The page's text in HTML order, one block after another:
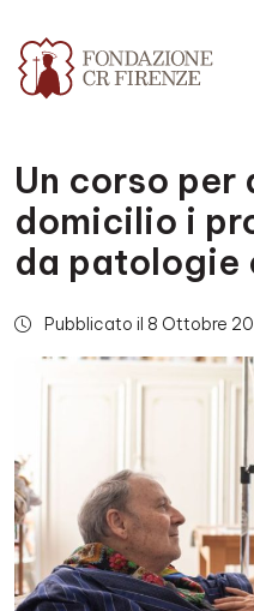
Un corso per
domicilio i
da patologie
Pubblicato il 8 Ottobre